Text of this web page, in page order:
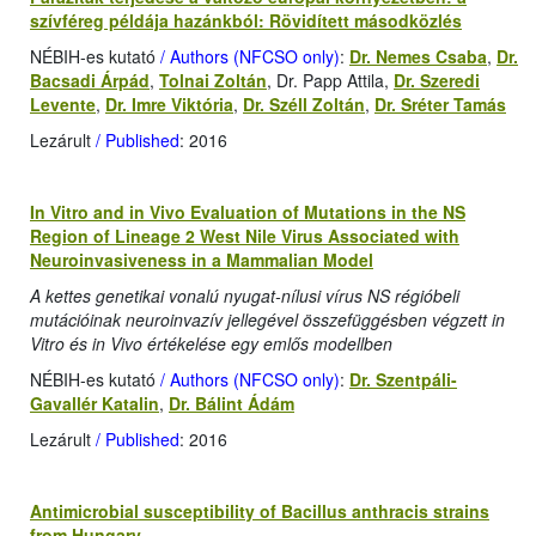
szívféreg példája hazánkból: Rövidített másodközlés
NÉBIH-es kutató / Authors (NFCSO only): Dr. Nemes Csaba, Dr.
Bacsadi Árpád, Tolnai Zoltán, Dr. Papp Attila, Dr. Szeredi
Levente, Dr. Imre Viktória, Dr. Széll Zoltán, Dr. Sréter Tamás
Lezárult / Published: 2016
In Vitro and in Vivo Evaluation of Mutations in the NS
Region of Lineage 2 West Nile Virus Associated with
Neuroinvasiveness in a Mammalian Model
A kettes genetikai vonalú nyugat-nílusi vírus NS régióbeli
mutációinak neuroinvazív jellegével összefüggésben végzett in
Vitro és in Vivo értékelése egy emlős modellben
NÉBIH-es kutató / Authors (NFCSO only): Dr. Szentpáli-
Gavallér Katalin, Dr. Bálint Ádám
Lezárult / Published: 2016
Antimicrobial susceptibility of Bacillus anthracis strains